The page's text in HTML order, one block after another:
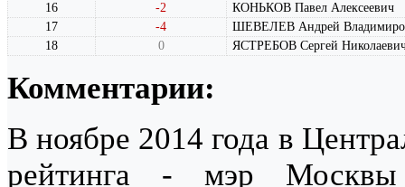
16
-2
КОНЬКОВ Павел Алексеевич
17
-4
ШЕВЕЛЕВ Андрей
18
0 ЯСТРЕБОВ Сергей
Комментарии:
В ноябре 2014 года в
рейтинга - мэр